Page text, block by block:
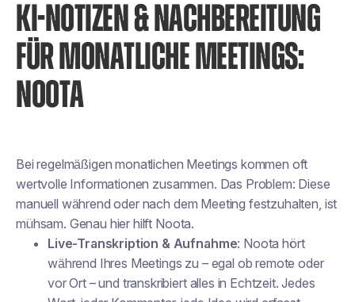
KI-NOTIZEN & NACHBEREITUNG
FÜR MONATLICHE MEETINGS:
NOOTA
Bei regelmäßigen monatlichen Meetings kommen oft
wertvolle Informationen zusammen. Das Problem: Diese
manuell während oder nach dem Meeting festzuhalten, ist
mühsam. Genau hier hilft Noota.
Live-Transkription & Aufnahme: Noota hört
während Ihres Meetings zu – egal ob remote oder
vor Ort – und transkribiert alles in Echtzeit. Jedes